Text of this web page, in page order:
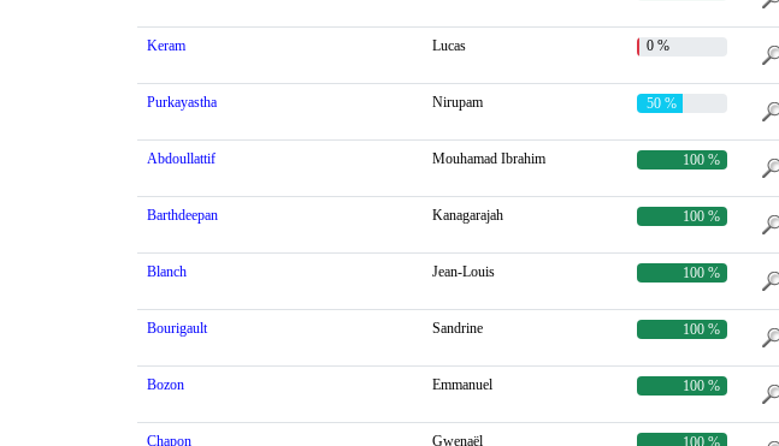
Keram Lucas 0 %
Purkayastha Nirupam 50 %
Abdoullattif Mouhamad Ibrahim 100 %
Barthdeepan Kanagarajah 100 %
Blanch Jean-Louis 100 %
Bourigault Sandrine 100 %
Bozon Emmanuel 100 %
Chapon Gwenaël 100 %